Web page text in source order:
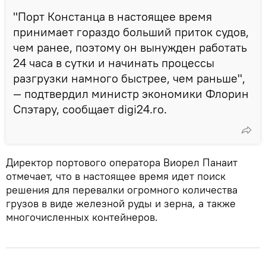
"Порт Констанца в настоящее время
принимает гораздо больший приток судов,
чем ранее, поэтому он вынужден работать
24 часа в сутки и начинать процессы
разгрузки намного быстрее, чем раньше",
— подтвердил министр экономики Флорин
Спэтару, сообщает digi24.ro.
Директор портового оператора Виорел Панаит
отмечает, что в настоящее время идет поиск
решения для перевалки огромного количества
грузов в виде железной руды и зерна, а также
многочисленных контейнеров.